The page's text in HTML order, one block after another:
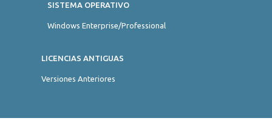
SISTEMA OPERATIVO
Windows Enterprise/Professional
LICENCIAS ANTIGUAS
Versiones Anteriores